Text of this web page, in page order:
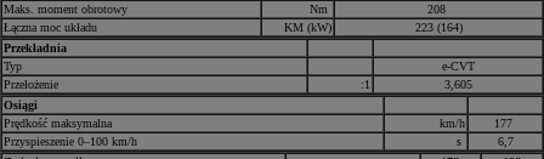
Maks. moment obrotowy
Nm
208
Łączna moc układu
KM (kW)
223 (164)
Przekładnia
Typ
e-CVT
Przełożenie
:1
3,605
Osiągi
Prędkość maksymalna
km/h
177
Przyspieszenie 0–100 km/h
s
6,7